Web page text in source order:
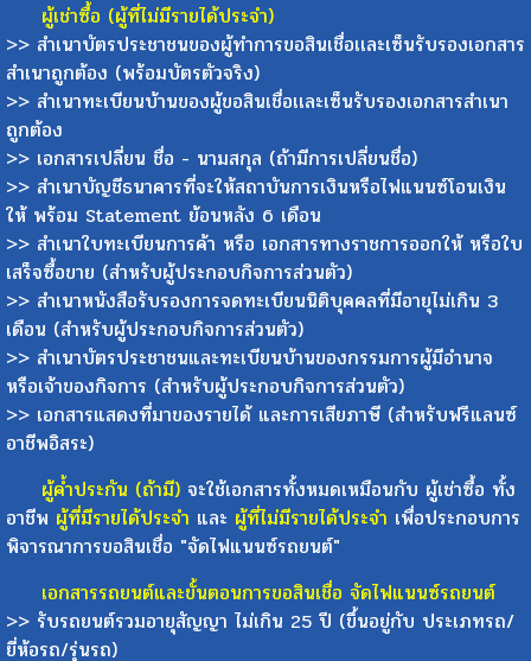
ผู้เช่าซื้อ (ผู้ที่ไม่มีรายได้ประจำ)
>> สำเนาบัตรประชาชนของผู้ทำการขอสินเชื่อเเละเซ็นรับรองเอกสาร
สำเนาถูกต้อง (พร้อมบัตรตัวจริง)
>> สำเนาทะเบียนบ้านของผู้ขอสินเชื่อเเละเซ็นรับรองเอกสารสำเนา
ถูกต้อง
>> เอกสารเปลี่ยน ชื่อ - นามสกุล (ถ้ามีการเปลี่ยนชื่อ)
>> สำเนาบัญชีธนาคารที่จะให้สถาบันการเงินหรือไฟแนนซ์โอนเงิน
ให้ พร้อม Statement ย้อนหลัง 6 เดือน
>> สำเนาใบทะเบียนการค้า หรือ เอกสารทางราชการออกให้ หรือใบ
เสร็จซื้อขาย (สำหรับผู้ประกอบกิจการส่วนตัว)
>> สำเนาหนังสือรับรองการจดทะเบียนนิติบุคคลที่มีอายุไม่เกิน 3
เดือน (สำหรับผู้ประกอบกิจการส่วนตัว)
>> สำเนาบัตรประชาชนและทะเบียนบ้านของกรรมการผู้มีอำนาจ
หรือเจ้าของกิจการ (สำหรับผู้ประกอบกิจการส่วนตัว)
>> เอกสารแสดงที่มาของรายได้ และการเสียภาษี (สำหรับฟรีแลนซ์
อาชีพอิสระ)
ผู้ค้ำประกัน (ถ้ามี) จะใช้เอกสารทั้งหมดเหมือนกับ ผู้เช่าซื้อ ทั้ง
อาชีพ ผู้ที่มีรายได้ประจำ และ ผู้ที่ไม่มีรายได้ประจำ เพื่อประกอบการ
พิจารณาการขอสินเชื่อ "จัดไฟแนนซ์รถยนต์"
เอกสารรถยนต์และขั้นตอนการขอสินเชื่อ จัดไฟแนนซ์รถยนต์
>> รับรถยนต์รวมอายุสัญญา ไม่เกิน 25 ปี (ขึ้นอยู่กับ ประเภทรถ/
ยี่ห้อรถ/รุ่นรถ)